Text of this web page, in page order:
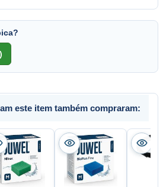
este item também compraram: